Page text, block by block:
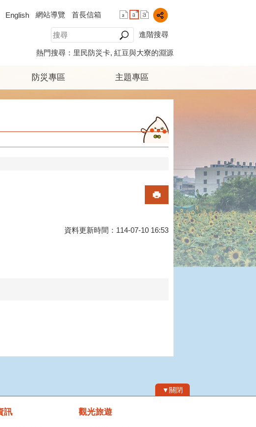
English 網站導覽 首長信箱
進階搜尋
熱門搜尋： 里民防災卡 紅豆與大寮的淵源
防災專區 主題專區
資料更新時間：114-07-10 16:53
▼關閉
訊 觀光旅遊